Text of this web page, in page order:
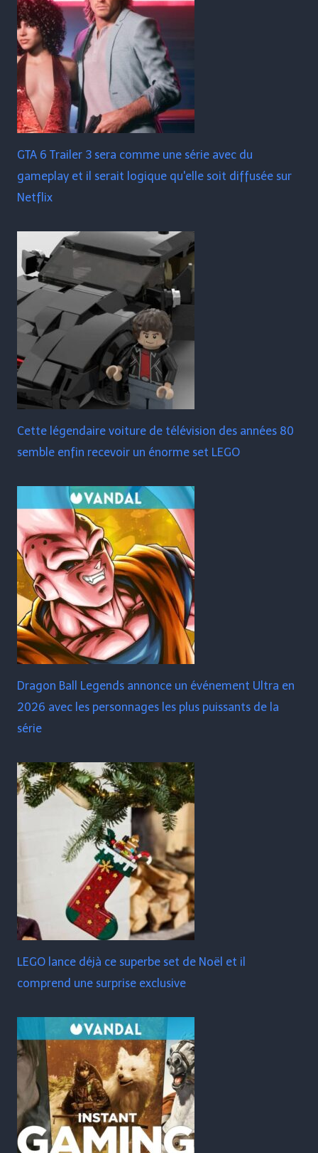
GTA 6 Trailer 3 sera comme une série avec du
gameplay et il serait logique qu'elle soit diffusée sur
Netflix
Cette légendaire voiture de télévision des années 80
semble enfin recevoir un énorme set LEGO
Dragon Ball Legends annonce un événement Ultra en
2026 avec les personnages les plus puissants de la
série
LEGO lance déjà ce superbe set de Noël et il
comprend une surprise exclusive